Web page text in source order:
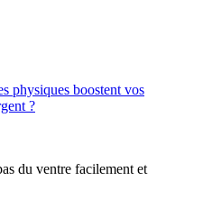
physiques boostent vos
?
du ventre facilement et